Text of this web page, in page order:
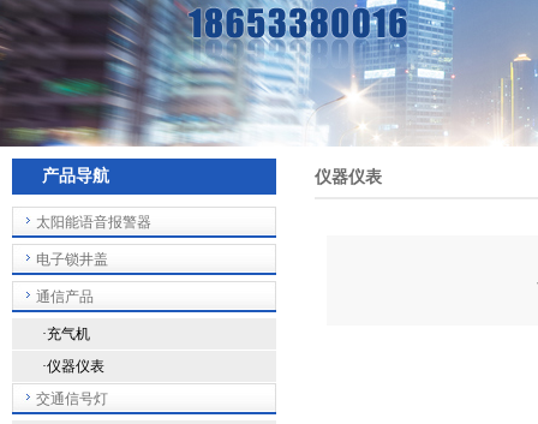
产品导航
太阳能语音报警器
电子锁井盖
通信产品
·充气机
·仪器仪表
交通信号灯
仪器仪表